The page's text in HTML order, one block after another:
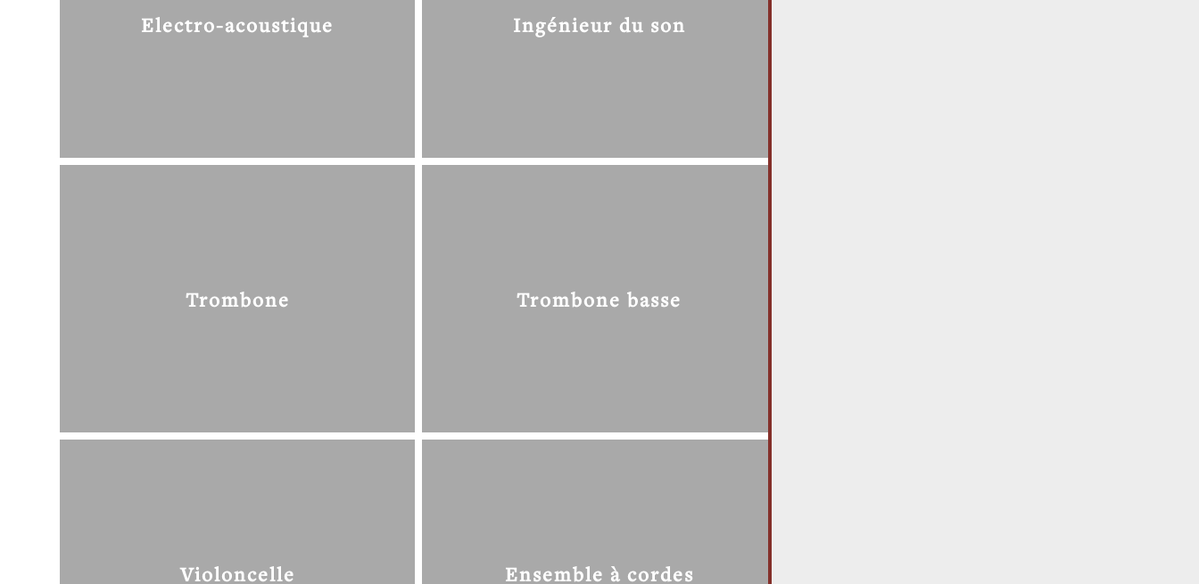
Electro-acoustique Ingénieur du son
Trombone Trombone basse
Violoncelle Ensemble à cordes